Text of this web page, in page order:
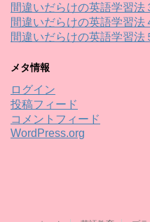
間違いだらけの英語学習法
間違いだらけの英語学習法
間違いだらけの英語学習法
メタ情報
ログイン
投稿フィード
コメントフィード
WordPress.org